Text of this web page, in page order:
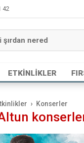
42
ETKİNLİKLER
Konserler